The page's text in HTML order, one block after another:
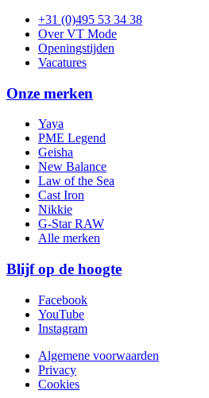
+31 (0)495 53 34 38
Over VT Mode
Openingstijden
Vacatures
Onze merken
Yaya
PME Legend
Geisha
New Balance
Law of the Sea
Cast Iron
Nikkie
G-Star RAW
Alle merken
Blijf op de hoogte
Facebook
YouTube
Instagram
Algemene voorwaarden
Privacy
Cookies